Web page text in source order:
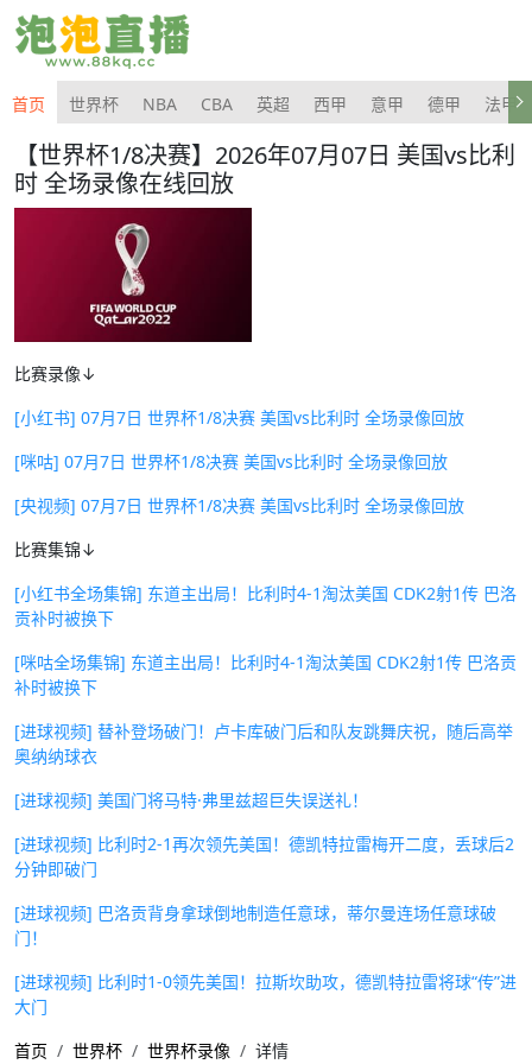
首页 世界杯 NBA CBA 英超 西甲 意甲 德甲 法甲
【世界杯1/8决赛】2026年07月07日 美国vs比利
时 全场录像在线回放
比赛录像↓
[小红书] 07月7日 世界杯1/8决赛 美国vs比利时 全场录像回放
[咪咕] 07月7日 世界杯1/8决赛 美国vs比利时 全场录像回放
[央视频] 07月7日 世界杯1/8决赛 美国vs比利时 全场录像回放
比赛集锦↓
[小红书全场集锦] 东道主出局！比利时4-1淘汰美国 CDK2射1传 巴洛
贡补时被换下
[咪咕全场集锦] 东道主出局！比利时4-1淘汰美国 CDK2射1传 巴洛贡
补时被换下
[进球视频] 替补登场破门！卢卡库破门后和队友跳舞庆祝，随后高举
奥纳纳球衣
[进球视频] 美国门将马特·弗里兹超巨失误送礼！
[进球视频] 比利时2-1再次领先美国！德凯特拉雷梅开二度，丢球后2
分钟即破门
[进球视频] 巴洛贡背身拿球倒地制造任意球，蒂尔曼连场任意球破
门！
[进球视频] 比利时1-0领先美国！拉斯坎助攻，德凯特拉雷将球“传”进
大门
首页
世界杯 世界杯录像 详情